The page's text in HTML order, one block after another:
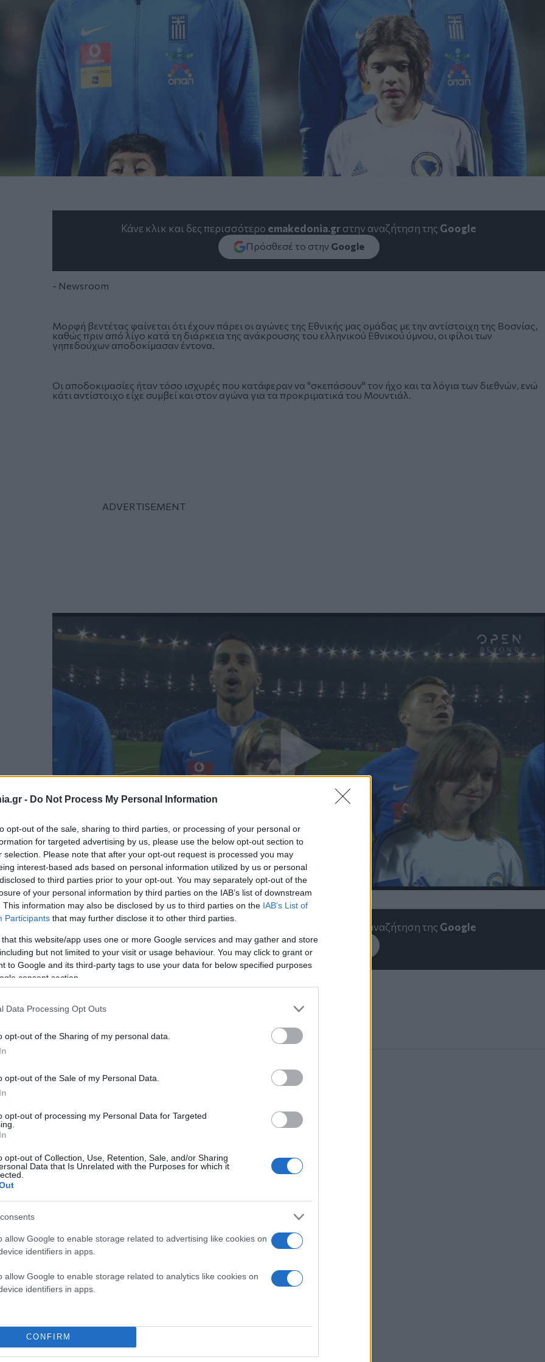
- Do Not Process My Personal Information
opt-out of the sale, sharing to third parties, or processing of your personal or
for targeted advertising by us, please use the below opt-out section to
selection. Please note that after your opt-out request is processed you may
interest-based ads based on personal information utilized by us or personal
to third parties prior to your opt-out. You may separately opt-out of the
of your personal information by third parties on the IAB’s list of downstream
This information may also be disclosed by us to third parties on the IAB’s List of
Participants that may further disclose it to other third parties.
that this website/app uses one or more Google services and may gather and store
but not limited to your visit or usage behaviour. You may click to grant or
to Google and its third-party tags to use your data for below specified purposes
consent section.
Data Processing Opt Outs
opt-out of the Sharing of my personal data.
opt-out of the Sale of my Personal Data.
opt-out of processing my Personal Data for Targeted
opt-out of Collection, Use, Retention, Sale, and/or Sharing
Data that Is Unrelated with the Purposes for which it
allow Google to enable storage related to advertising like cookies on
identifiers in apps.
allow Google to enable storage related to analytics like cookies on
identifiers in apps.
CONFIRM
Κάνε κλικ και δες περισσότερο emakedonia.grστην αναζήτηση της Google
Πρόσθεσέ το στην Google
- Newsroom
Μορφή βεντέτας φαίνεται ότι έχουν πάρει οι αγώνες της Εθνικής μας ομάδας με την αντίστοιχη της Βοσνίας,
καθώς πριν από λίγο κατά τη διάρκεια της ανάκρουσης του ελληνικού Εθνικού ύμνου, οι φίλοι των
γηπεδούχων αποδοκίμασαν έντονα.
Οι αποδοκιμασίες ήταν τόσο ισχυρές που κατάφεραν να "σκεπάσουν" τον ήχο και τα λόγια των διεθνών, ενώ
κάτι αντίστοιχο είχε συμβεί και στον αγώνα για τα προκριματικά του Μουντιάλ.
Κάνε κλικ και δες περισσότερο στην αναζήτηση της Google
Πρόσθεσέ το στην
ΑΘΛΗΤΙΣΜΟΣ